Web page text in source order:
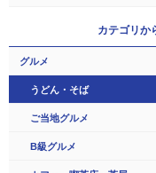
カテゴリか
グルメ
うどん・そば
ご当地グルメ
B級グルメ